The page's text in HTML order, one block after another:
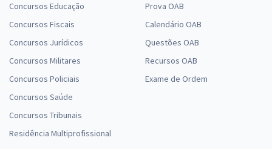
Concursos Educação
Concursos Fiscais
Concursos Jurídicos
Concursos Militares
Concursos Policiais
Concursos Saúde
Concursos Tribunais
Residência Multiprofissional
Prova OAB
Calendário OAB
Questões OAB
Recursos OAB
Exame de Ordem